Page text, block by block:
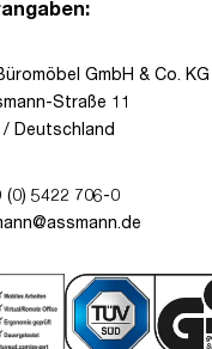
GmbH & Co. KG
Straße 11
/ Deutschland
(0) 5422 706-0